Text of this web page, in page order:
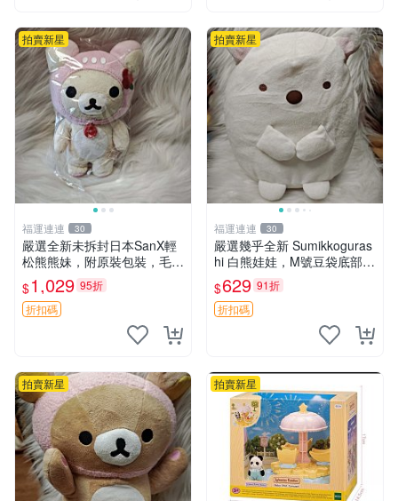
拍賣新星
福運連連 30
嚴選全新未拆封日本SanX輕
松熊熊妹，附原裝包裝，毛絨
質地極佳，細膩可愛，推薦收
藏兼送禮，適合女性好友或家
人，限量釋出。鬆熊、熊玩
$1,029 95折
折扣碼
拍賣新星
福運連連 30
嚴選幾乎全新 Sumikkoguras
hi 白熊娃娃，M號豆袋底部，
穩固不易倒，毛絨布標附贈，
極致軟糯手感，精工細作值得
典藏，尺寸24cm，收藏佳品
$629 91折
折扣碼
拍賣新星 拍賣新星